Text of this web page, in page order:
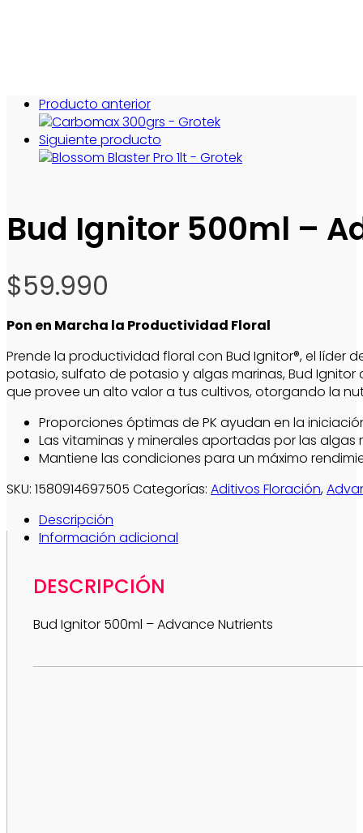
Producto anterior
Siguiente producto
Bud Ignitor 500ml –
$59.990
Pon en Marcha la Productividad Floral
Prende la productividad floral con Bud Ignitor®, el
potasio, sulfato de potasio y algas marinas, Bud
que provee un alto valor a tus cultivos, otorgando la
Proporciones óptimas de PK ayudan en la
Las vitaminas y minerales aportadas por las
Mantiene las condiciones para un máximo
SKU: 1580914697505 Categorías: Aditivos Floración,
Descripción
Información adicional
DESCRIPCIÓN
Bud Ignitor 500ml – Advance Nutrients